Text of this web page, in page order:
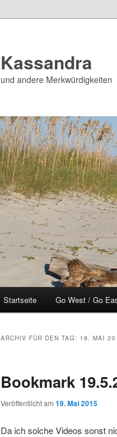
Kassandra
und andere Merkwürdigkeiten
Startseite Go West / Go
ARCHIV FÜR DEN TAG: 19. MAI
Bookmark
Veröffentlicht am 19. Mai 2015
Da ich solche Videos sonst